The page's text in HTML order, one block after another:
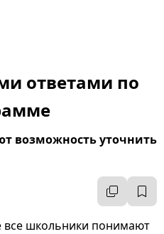
ответами по
возможность уточнить
все школьники понимают